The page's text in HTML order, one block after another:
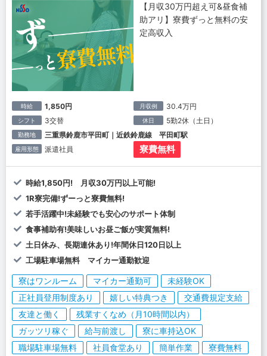
【月収30万円超え可&昼食補
助アリ】寮費ずっと無料の安
定高収入
時給 1,850円 月収例 30.4万円
シフト 3交替 休日 5勤2休（土日）
勤務地 三重県鈴鹿市平田町｜近鉄鈴鹿線 平田町駅
雇用形態 派遣社員 寮費無料
時給1,850円! 月収30万円以上可能!
1R寮完備!ずーっと寮費無料!
若手活躍中!未経験でも安心のサポート体制
食事補助有!美味しいお昼ご飯が実質無料!
土日休み、長期連休あり!年間休日120日以上
工場駐車場無料 マイカー通勤歓迎
寮はワンルーム マイカー通勤可
未経験OK
正社員登用制度あり
嬉しい特典つき
交通費規定支給
友達と働く
残業すくなめ（月10時間以内）
ガッツリ稼ぐ
給与前渡し
寮に車持込OK
職場駐車場無料
社員食堂あり 簡単作業 寮費無料